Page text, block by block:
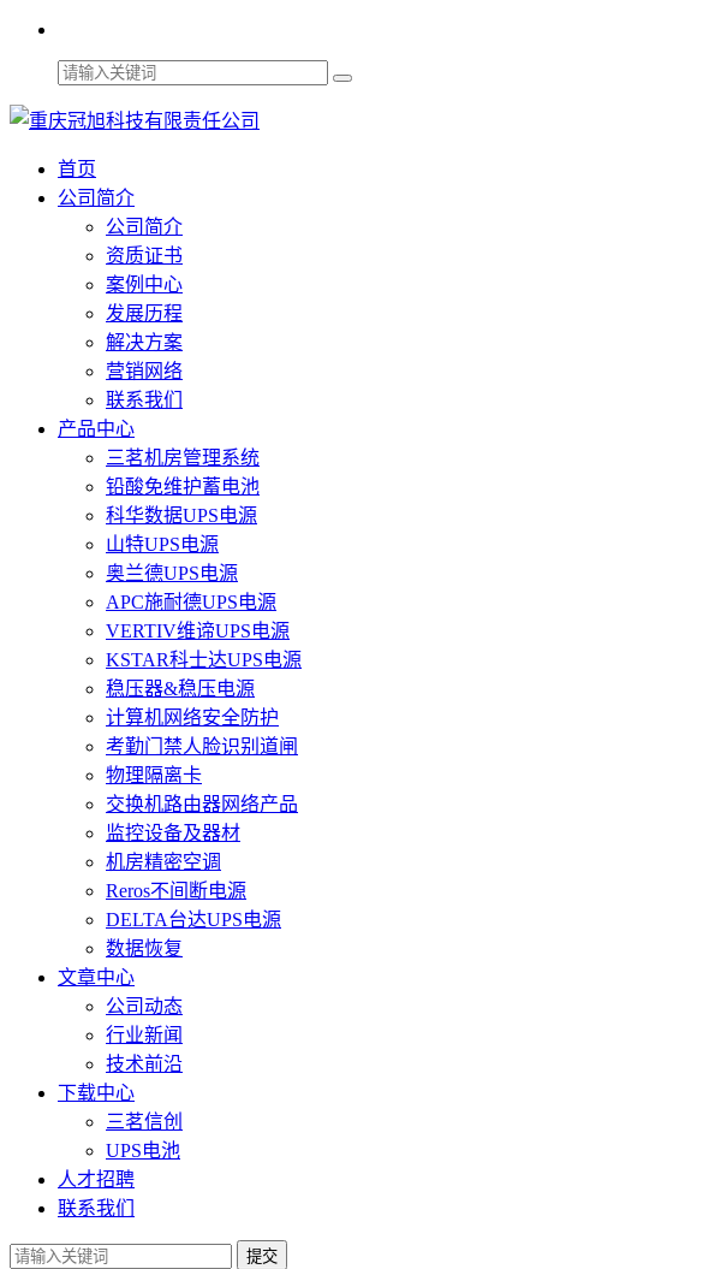
首页
公司简介
公司简介
资质证书
案例中心
发展历程
解决方案
营销网络
联系我们
产品中心
三茗机房管理系统
铅酸免维护蓄电池
科华数据UPS电源
山特UPS电源
奥兰德UPS电源
APC施耐德UPS电源
VERTIV维谛UPS电源
KSTAR科士达UPS电源
稳压器&稳压电源
计算机网络安全防护
考勤门禁人脸识别道闸
物理隔离卡
交换机路由器网络产品
监控设备及器材
机房精密空调
Reros不间断电源
DELTA台达UPS电源
数据恢复
文章中心
公司动态
行业新闻
技术前沿
下载中心
三茗信创
UPS电池
人才招聘
联系我们
提交